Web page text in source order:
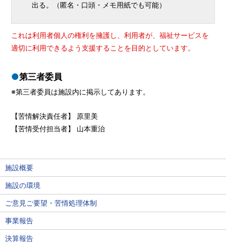
出る。（匿名・口頭・メモ用紙でも可能）
これは利用者個人の権利を擁護し、利用者が、福祉サービスを
適切に利用できるよう支援することを目的としています。
第三者委員
※第三者委員は施設内に掲示してあります。
【苦情解決責任者】 原里美
【苦情受付担当者】 山本重治
施設概要
施設の環境
ご意見ご要望・苦情処理体制
事業報告
決算報告